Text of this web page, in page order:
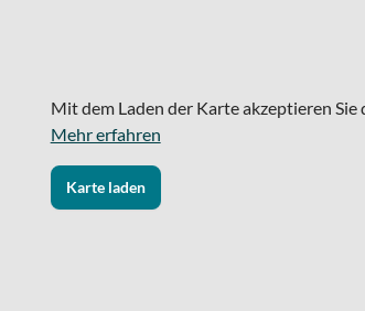
Mit dem Laden der Karte akzeptieren
Mehr erfahren
Karte laden